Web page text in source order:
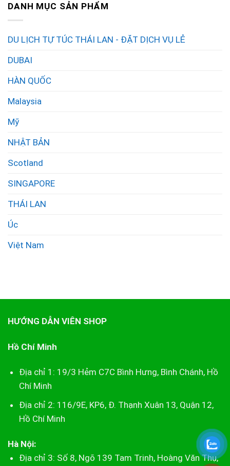
DANH MỤC SẢN PHẨM
DU LỊCH TỰ TÚC THÁI LAN - ĐẶT DỊCH VỤ LẺ
DUBAI
HÀN QUỐC
Malaysia
Mỹ
NHẬT BẢN
Scotland
SINGAPORE
THÁI LAN
Úc
Việt Nam
HƯỚNG DẪN VIÊN SHOP
Hồ Chí Minh
Địa chỉ 1: 19/3 Hẻm C7C Bình Hưng, Bình Chánh, Hồ
Chí Minh
Địa chỉ 2: 116/9E, KP6, Đ. Thạnh Xuân 13, Quận 12,
Hồ Chí Minh
Hà Nội:
Địa chỉ 3: Số 8, Ngõ 139 Tam Trinh, Hoàng Văn Thụ,